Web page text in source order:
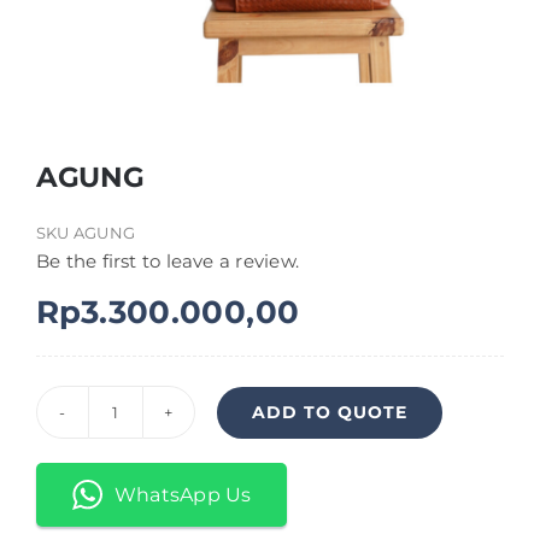
AGUNG
SKU AGUNG
Be the first to leave a review.
Rp3.300.000,00
AGUNG
ADD TO QUOTE
WhatsApp Us